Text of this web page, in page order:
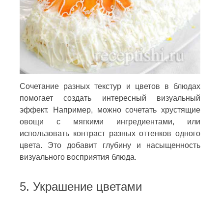
Сочетание разных текстур и цветов в блюдах
помогает создать интересный визуальный
эффект. Например, можно сочетать хрустящие
овощи с мягкими ингредиентами, или
использовать контраст разных оттенков одного
цвета. Это добавит глубину и насыщенность
визуального восприятия блюда.
5. Украшение цветами